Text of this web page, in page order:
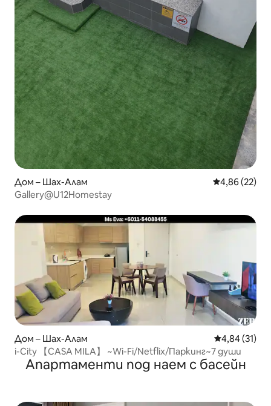
Дом – Шах-Алам Средна
4,86 (22)
Gallery@U12Homestay
Дом – Шах-Алам Средна
4,84 (31)
i-City 【CASA MILA】 ~Wi-Fi/Netflix/Паркинг~7 души
Апартаменти под наем с басейн